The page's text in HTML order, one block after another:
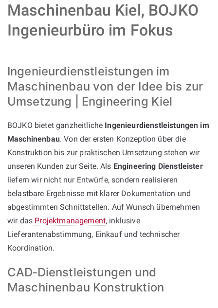
Maschinenbau Kiel, BOJKO
Ingenieurbüro im Fokus
Ingenieurdienstleistungen im
Maschinenbau von der Idee bis zur
Umsetzung | Engineering Kiel
BOJKO bietet ganzheitliche Ingenieurdienstleistungen im
Maschinenbau. Von der ersten Konzeption über die
Konstruktion bis zur praktischen Umsetzung stehen wir
unseren Kunden zur Seite. Als Engineering Dienstleister
liefern wir nicht nur Entwürfe, sondern realisieren
belastbare Ergebnisse mit klarer Dokumentation und
abgestimmten Schnittstellen. Auf Wunsch übernehmen
wir das Projektmanagement, inklusive
Lieferantenabstimmung, Einkauf und technischer
Koordination.
CAD‑Dienstleistungen und
Maschinenbau Konstruktion